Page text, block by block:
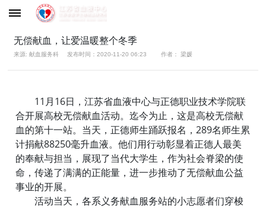
无偿献血，让爱温暖整个冬季
来源: 献血服务科 发布时间：2020-11-20 06:23 作者： 梁媛
11月16日，江苏省血液中心与正德职业技术学院联
合开展高校无偿献血活动。迄今为止，这是高校无偿献
血的第十一站。当天，正德师生踊跃报名，289名师生累
计捐献88250毫升血液。他们用行动彰显着正德人最美
的奉献与担当，展现了当代大学生，作为社会脊梁的使
命，传递了满满的正能量，进一步推动了无偿献血公益
事业的开展。
活动当天，各系义务献血服务站的小志愿者们穿梭